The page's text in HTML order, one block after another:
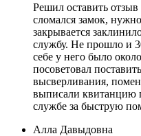
Решил оставить
сломался замок,
закрывается
службу. Не прошло и
себе у него было
посоветовал
высверливания,
выписали квитанцию
службе за быструю
Алла Давыдовна